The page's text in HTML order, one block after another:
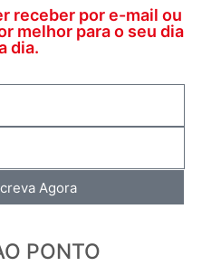
receber por e-mail ou
melhor para o seu dia
dia.
Agora
PONTO